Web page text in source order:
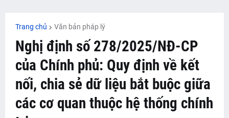
Trang chủ Văn bản pháp lý
Nghị định số 278/2025/NĐ-CP
của Chính phủ: Quy định về kết
nối, chia sẻ dữ liệu bắt buộc giữa
các cơ quan thuộc hệ thống chính